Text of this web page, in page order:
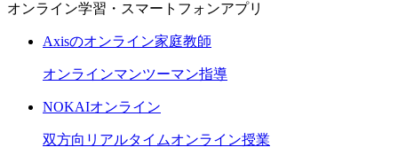
オンライン学習・スマートフォンアプリ
Axisのオンライン家庭教師
オンラインマンツーマン指導
NOKAIオンライン
双方向リアルタイムオンライン授業